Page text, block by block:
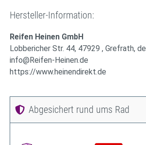
Hersteller-Information:
Reifen Heinen GmbH
Lobbericher Str. 44, 47929 , Grefrath, de
info@Reifen-Heinen.de
https://www.heinendirekt.de
Abgesichert rund ums Rad